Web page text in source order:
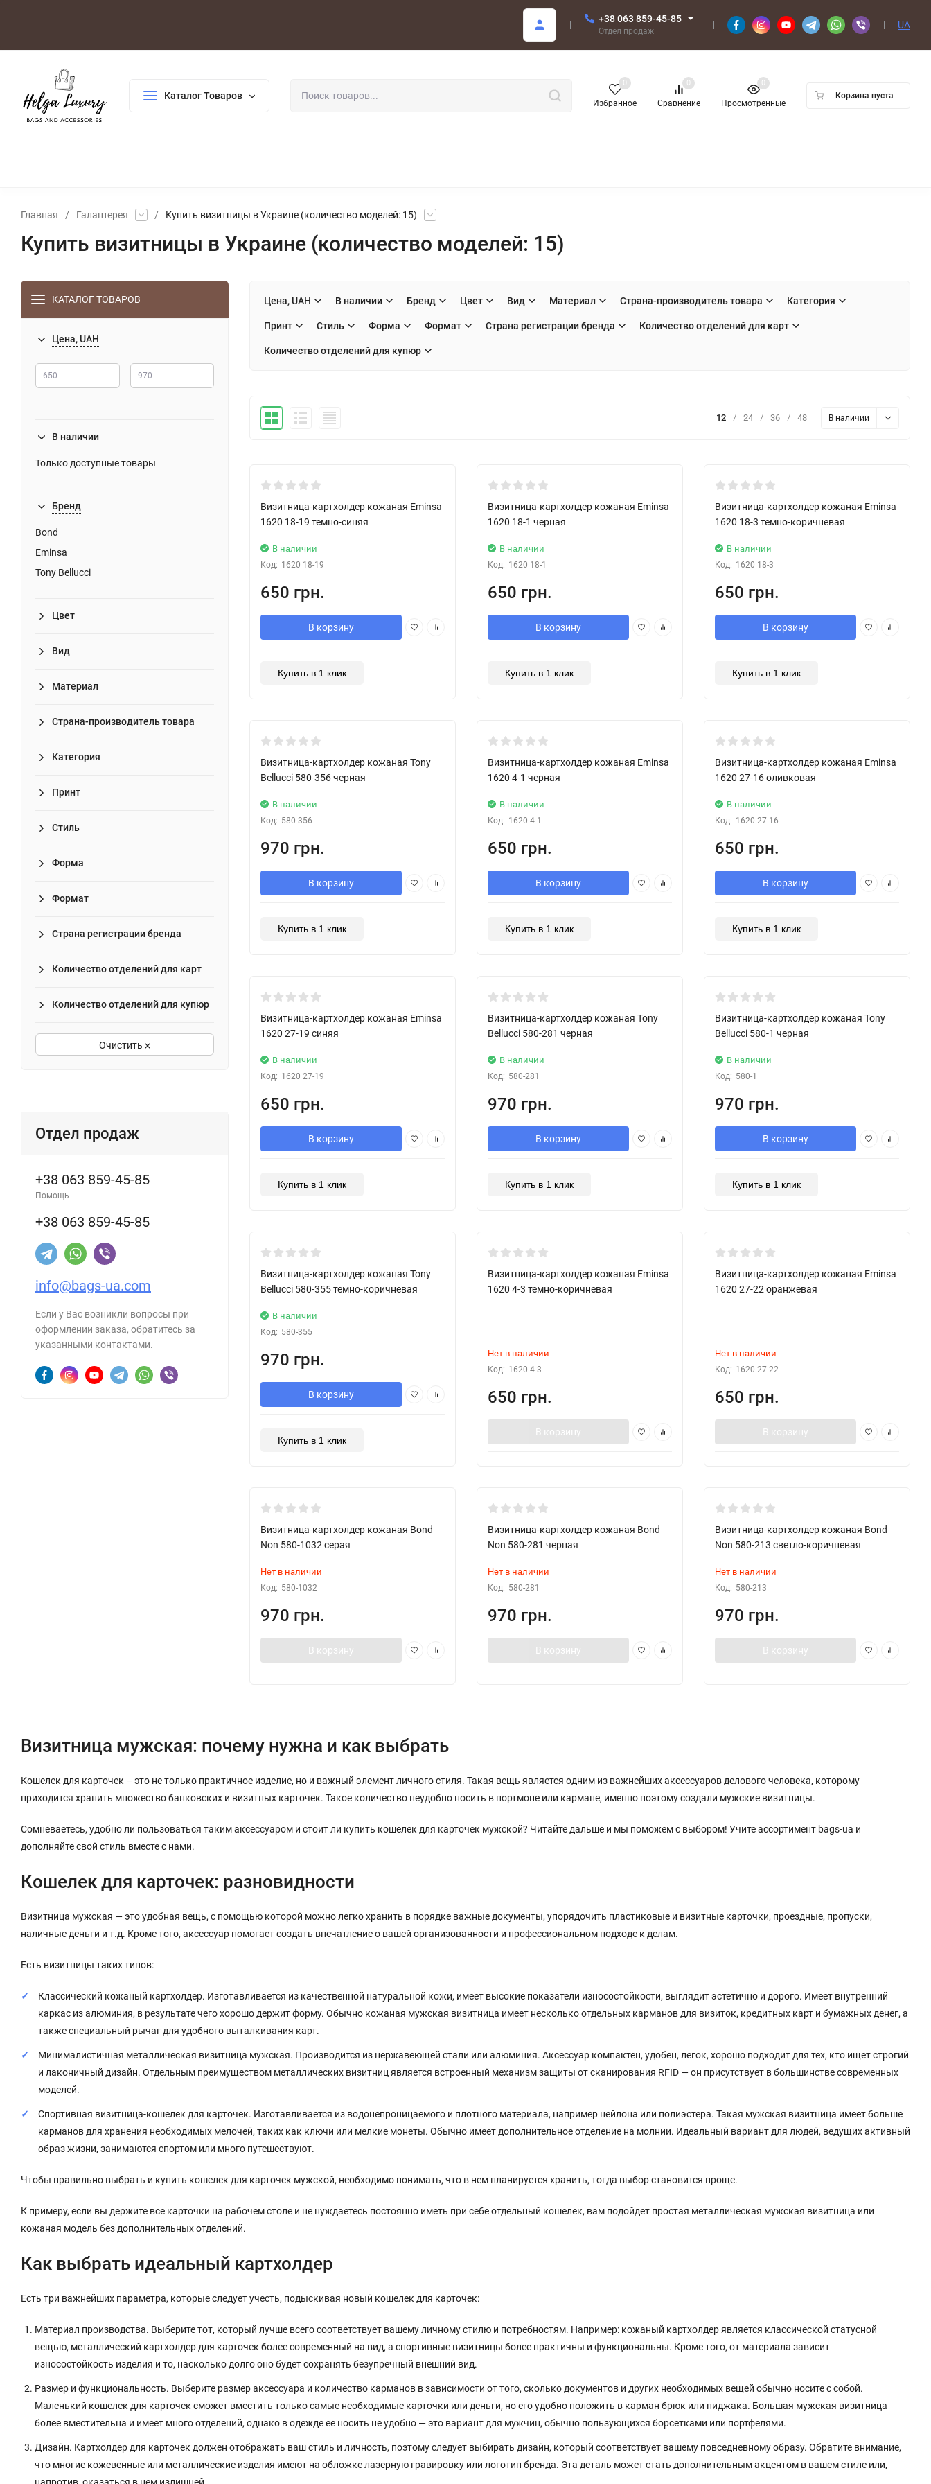
+38 063 859-45-85
Отдел продаж
UA
Каталог Товаров
Избранное
0
Сравнение
0
Просмотренные
0
Корзина пуста
Главная / Галантерея / Купить визитницы в Украине (количество моделей: 15)
Купить визитницы в Украине (количество моделей: 15)
КАТАЛОГ ТОВАРОВ
Цена, UAH
В наличии
Только доступные товары
Бренд
Bond
Eminsa
Tony Bellucci
Цвет
Вид
Материал
Страна-производитель товара
Категория
Принт
Стиль
Форма
Формат
Страна регистрации бренда
Количество отделений для карт
Количество отделений для купюр
Очистить
Отдел продаж
+38 063 859-45-85
Помощь
+38 063 859-45-85
info@bags-ua.com
Если у Вас возникли вопросы при
оформлении заказа, обратитесь за
указанными контактами.
Цена, UAH В наличии Бренд Цвет Вид Материал Страна-производитель товара Категория
Принт Стиль Форма Формат Страна регистрации бренда Количество отделений для карт
Количество отделений для купюр
12 / 24 / 36 / 48 В наличии
New!
Визитница-картхолдер кожаная Eminsa
1620 18-19 темно-синяя
В наличии
Код: 1620 18-19
650 грн.
В корзину
Купить в 1 клик
New!
Визитница-картхолдер кожаная Eminsa
1620 18-1 черная
В наличии
Код: 1620 18-1
650 грн.
В корзину
Купить в 1 клик
New!
Визитница-картхолдер кожаная Eminsa
1620 18-3 темно-коричневая
В наличии
Код: 1620 18-3
650 грн.
В корзину
Купить в 1 клик
New!
Визитница-картхолдер кожаная Tony
Bellucci 580-356 черная
В наличии
Код: 580-356
970 грн.
В корзину
Купить в 1 клик
New!
Визитница-картхолдер кожаная Eminsa
1620 4-1 черная
В наличии
Код: 1620 4-1
650 грн.
В корзину
Купить в 1 клик
New!
Визитница-картхолдер кожаная Eminsa
1620 27-16 оливковая
В наличии
Код: 1620 27-16
650 грн.
В корзину
Купить в 1 клик
New!
Визитница-картхолдер кожаная Eminsa
1620 27-19 синяя
В наличии
Код: 1620 27-19
650 грн.
В корзину
Купить в 1 клик
New!
Визитница-картхолдер кожаная Tony
Bellucci 580-281 черная
В наличии
Код: 580-281
970 грн.
В корзину
Купить в 1 клик
New!
Визитница-картхолдер кожаная Tony
Bellucci 580-1 черная
В наличии
Код: 580-1
970 грн.
В корзину
Купить в 1 клик
New!
Визитница-картхолдер кожаная Tony
Bellucci 580-355 темно-коричневая
В наличии
Код: 580-355
970 грн.
В корзину
Купить в 1 клик
Визитница-картхолдер кожаная Eminsa
1620 4-3 темно-коричневая
Нет в наличии
Код: 1620 4-3
650 грн.
В корзину
Визитница-картхолдер кожаная Eminsa
1620 27-22 оранжевая
Нет в наличии
Код: 1620 27-22
650 грн.
В корзину
New!
Визитница-картхолдер кожаная Bond
Non 580-1032 серая
Нет в наличии
Код: 580-1032
970 грн.
В корзину
New!
Визитница-картхолдер кожаная Bond
Non 580-281 черная
Нет в наличии
Код: 580-281
970 грн.
В корзину
New!
Визитница-картхолдер кожаная Bond
Non 580-213 светло-коричневая
Нет в наличии
Код: 580-213
970 грн.
В корзину
Визитница мужская: почему нужна и как выбрать
Кошелек для карточек – это не только практичное изделие, но и важный элемент личного стиля. Такая вещь является одним из важнейших аксессуаров делового человека, которому
приходится хранить множество банковских и визитных карточек. Такое количество неудобно носить в портмоне или кармане, именно поэтому создали мужские визитницы.
Сомневаетесь, удобно ли пользоваться таким аксессуаром и стоит ли купить кошелек для карточек мужской? Читайте дальше и мы поможем с выбором! Учите ассортимент bags-ua и
дополняйте свой стиль вместе с нами.
Кошелек для карточек: разновидности
Визитница мужская — это удобная вещь, с помощью которой можно легко хранить в порядке важные документы, упорядочить пластиковые и визитные карточки, проездные, пропуски,
наличные деньги и т.д. Кроме того, аксессуар помогает создать впечатление о вашей организованности и профессиональном подходе к делам.
Есть визитницы таких типов:
Классический кожаный картхолдер. Изготавливается из качественной натуральной кожи, имеет высокие показатели износостойкости, выглядит эстетично и дорого. Имеет внутренний
каркас из алюминия, в результате чего хорошо держит форму. Обычно кожаная мужская визитница имеет несколько отдельных карманов для визиток, кредитных карт и бумажных денег, а
также специальный рычаг для удобного выталкивания карт.
Минималистичная металлическая визитница мужская. Производится из нержавеющей стали или алюминия. Аксессуар компактен, удобен, легок, хорошо подходит для тех, кто ищет строгий
и лаконичный дизайн. Отдельным преимуществом металлических визитниц является встроенный механизм защиты от сканирования RFID — он присутствует в большинстве современных
моделей.
Спортивная визитница-кошелек для карточек. Изготавливается из водонепроницаемого и плотного материала, например нейлона или полиэстера. Такая мужская визитница имеет больше
карманов для хранения необходимых мелочей, таких как ключи или мелкие монеты. Обычно имеет дополнительное отделение на молнии. Идеальный вариант для людей, ведущих активный
образ жизни, занимаются спортом или много путешествуют.
Чтобы правильно выбрать и купить кошелек для карточек мужской, необходимо понимать, что в нем планируется хранить, тогда выбор становится проще.
К примеру, если вы держите все карточки на рабочем столе и не нуждаетесь постоянно иметь при себе отдельный кошелек, вам подойдет простая металлическая мужская визитница или
кожаная модель без дополнительных отделений.
Как выбрать идеальный картхолдер
Есть три важнейших параметра, которые следует учесть, подыскивая новый кошелек для карточек:
Материал производства. Выберите тот, который лучше всего соответствует вашему личному стилю и потребностям. Например: кожаный картхолдер является классической статусной
вещью, металлический картхолдер для карточек более современный на вид, а спортивные визитницы более практичны и функциональны. Кроме того, от материала зависит
износостойкость изделия и то, насколько долго оно будет сохранять безупречный внешний вид.
Размер и функциональность. Выберите размер аксессуара и количество карманов в зависимости от того, сколько документов и других необходимых вещей обычно носите с собой.
Маленький кошелек для карточек сможет вместить только самые необходимые карточки или деньги, но его удобно положить в карман брюк или пиджака. Большая мужская визитница
более вместительна и имеет много отделений, однако в одежде ее носить не удобно — это вариант для мужчин, обычно пользующихся борсетками или портфелями.
Дизайн. Картхолдер для карточек должен отображать ваш стиль и личность, поэтому следует выбирать дизайн, который соответствует вашему повседневному образу. Обратите внимание,
что многие кожевенные или металлические изделия имеют на обложке лазерную гравировку или логотип бренда. Эта деталь может стать дополнительным акцентом в вашем стиле или,